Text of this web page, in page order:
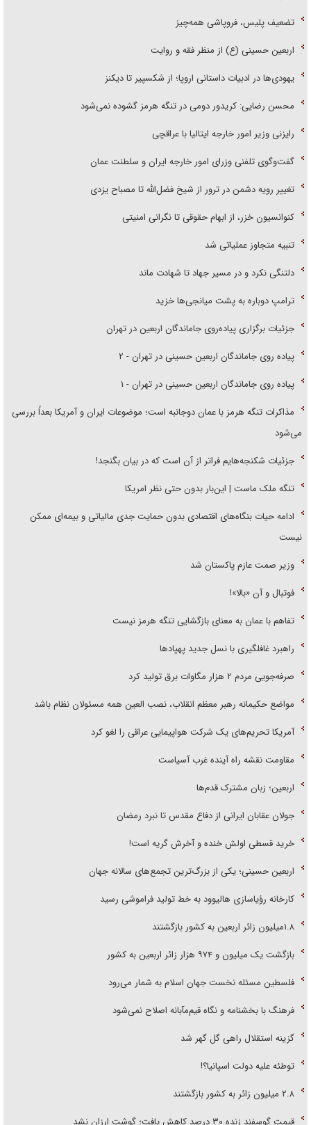
تضعیف پلیس، فروپاشی همه‌چیز
اربعین حسینی (ع) از منظر فقه و روایت
یهودی‌ها در ادبیات داستانی اروپا؛ از شکسپیر تا دیکنز
محسن رضایی: کریدور دومی در تنگه هرمز گشوده نمی‌شود
رایزنی وزیر امور خارجه ایتالیا با عراقچی
گفت‌وگوی تلفنی وزرای امور خارجه ایران و سلطنت عمان
تغییر رویه دشمن در ترور از شیخ فضل‌الله تا مصباح یزدی
کنوانسیون خزر، از ابهام حقوقی تا نگرانی امنیتی
تنبیه متجاوز عملیاتی شد
دلتنگی نکرد و در مسیر جهاد تا شهادت ماند
ترامپ دوباره به پشت میانجی‌ها خزید
جزئیات برگزاری پیاده‌روی جاماندگان اربعین در تهران
پیاده روی جاماندگان اربعین حسینی در تهران - ۲
پیاده روی جاماندگان اربعین حسینی در تهران - ۱
مذاکرات تنگه هرمز با عمان دوجانبه است؛ موضوعات ایران و آمریکا بعداً بررسی
می‌شود
جزئیات شکنجه‌هایم فراتر از آن است که در بیان بگنجد!
تنگه ملک ماست | این‌بار بدون حتی نظر امریکا
ادامه حیات بنگاه‌های اقتصادی بدون حمایت جدی مالیاتی و بیمه‌ای ممکن
نیست
وزیر صمت عازم پاکستان شد
فوتبال و آن «بالا»!
تفاهم با عمان به معنای بازگشایی تنگه هرمز نیست
راهبرد غافلگیری با نسل جدید پهپاد‌ها
صرفه‌جویی مردم ۲ هزار مگاوات برق تولید کرد
مواضع حکیمانه رهبر معظم انقلاب، نصب العین همه مسئولان نظام باشد
آمریکا تحریم‌های یک شرکت هواپیمایی عراقی را لغو کرد
مقاومت نقشه راه آینده غرب آسیاست
اربعین؛ زبان مشترک قدم‌ها
جولان عقابان ایرانی از دفاع مقدس تا نبرد رمضان
خرید قسطی اولش خنده و آخرش گریه است!
اربعین حسینی؛ یکی از بزرگ‌ترین تجمع‌های سالانه جهان
کارخانه رؤیاسازی هالیوود به خط تولید فراموشی رسید
۱.۸میلیون زائر اربعین به کشور بازگشتند
بازگشت یک میلیون و ۹۷۴ هزار زائر اربعین به کشور
فلسطین مسئله نخست جهان اسلام به شمار می‌رود
فرهنگ با بخشنامه و نگاه قیم‌مآبانه اصلاح نمی‌شود
گزینه استقلال راهی گل گهر شد
توطئه علیه دولت اسپانیا؟!
۲.۸ میلیون زائر به کشور بازگشتند
قیمت گوسفند زنده ۳۰ درصد کاهش یافت؛ گوشت ارزان نشد